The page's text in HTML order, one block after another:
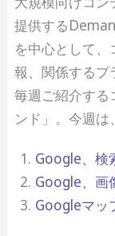
提供する
を中心として
報、関係するプ
毎週ご紹介す
ンド」。今週は
Google、検
Google、画
Googleマッ